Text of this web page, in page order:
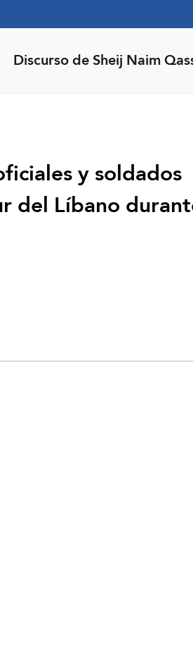
Discurso de Sheij Naim
y soldados
del Líbano